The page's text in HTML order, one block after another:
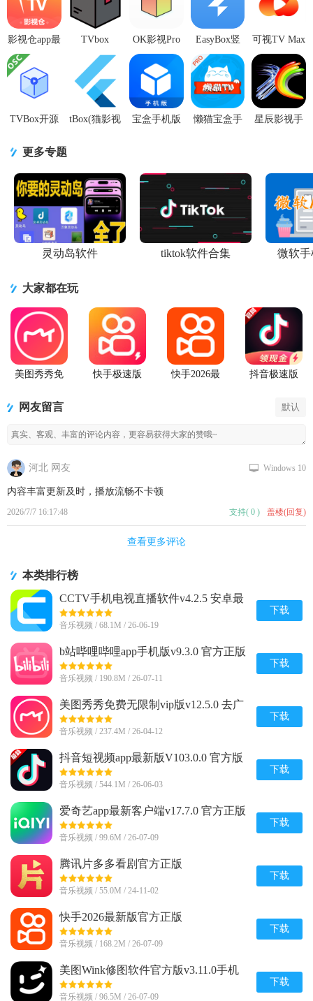
影视仓app最
新版附配置
接口v6.2.0
安卓修复
TVbox
Takagen99版
黑版
v1.0.20260227-
1116
OK影视Pro
手机版
v5.2.1 安卓
版【附接
口】
EasyBox竖
屏开源版
v1.5.2 安卓
版【附订阅
地
可视TV Max
电视版
V2.0.8 安卓
共存版
TVBox开源
版
v20251016-
2311 可用
tBox(猫影视
【附io
宝盒手机版
懒猫宝盒手
星辰影视手
更多专题
灵动岛软件 tiktok软件合集 微软手
大家都在玩
美图秀秀免
快手极速版
快手2026最
抖音极速版
网友留言 默认
河北 网友
2026/7/7 16:17:48
内容丰富更新及时，播放流畅不卡顿
Windows 10
支持( 0 ) 盖楼(回复)
查看更多评论
本类排行榜
CCTV手机电视直播软件v4.2.5 安卓最
新版
音乐视频 / 68.1M / 26-06-19
下载
b站哔哩哔哩app手机版v9.3.0 官方正版
音乐视频 / 190.8M / 26-07-11
下载
美图秀秀免费无限制vip版v12.5.0 去广
告会员版
音乐视频 / 237.4M / 26-04-12
下载
抖音短视频app最新版V103.0.0 官方版
音乐视频 / 544.1M / 26-06-03
下载
爱奇艺app最新客户端v17.7.0 官方正版
音乐视频 / 99.6M / 26-07-09
下载
腾讯片多多看剧官方正版
appv3.23.0.25751官方最新版
音乐视频 / 55.0M / 24-11-02
下载
快手2026最新版官方正版
v14.6.10.49019 安卓版
音乐视频 / 168.2M / 26-07-09
下载
美图Wink修图软件官方版v3.11.0手机
版
音乐视频 / 96.5M / 26-07-09
下载